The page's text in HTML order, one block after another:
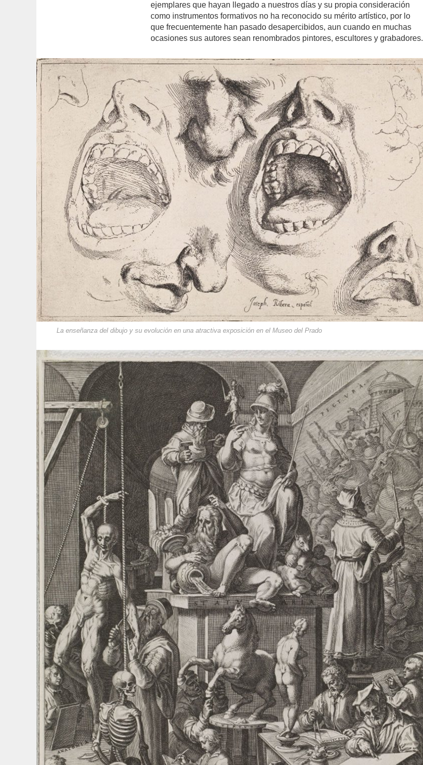
ejemplares que hayan llegado a nuestros días y su propia consideración
como instrumentos formativos no ha reconocido su mérito artístico, por lo
que frecuentemente han pasado desapercibidos, aun cuando en muchas
ocasiones sus autores sean renombrados pintores, escultores y grabadores.
La enseñanza del dibujo y su evolución en una atractiva exposición en el Museo del Prado